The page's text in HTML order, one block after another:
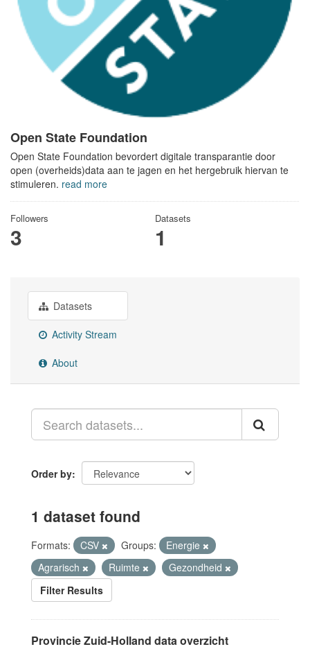
Open State Foundation
Open State Foundation bevordert digitale transparantie door
open (overheids)data aan te jagen en het hergebruik hiervan te
stimuleren. read more
Followers
3
Datasets
1
Datasets
Activity Stream
About
Order by
1 dataset found
Formats: CSV Groups:
Energie
Agrarisch
Ruimte
Gezondheid
Filter Results
Provincie Zuid-Holland data overzicht